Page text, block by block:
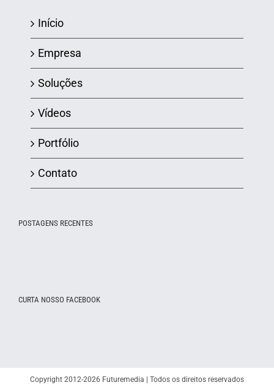
Início
Empresa
Soluções
Vídeos
Portfólio
Contato
POSTAGENS RECENTES
CURTA NOSSO FACEBOOK
Copyright 2012-2026 Futuremedia | Todos os direitos reservados